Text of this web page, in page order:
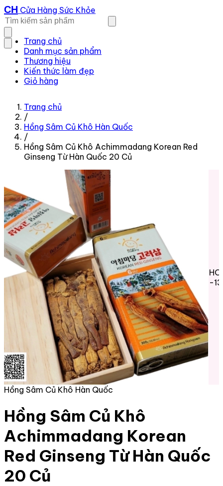
CH Cửa Hàng Sức Khỏe
Trang chủ
Danh mục sản phẩm
Thương hiệu
Kiến thức làm đẹp
Giỏ hàng
Trang chủ
/
Hồng Sâm Củ Khô Hàn Quốc
/
Hồng Sâm Củ Khô Achimmadang Korean Red
Ginseng Từ Hàn Quốc 20 Củ
-
Hồng Sâm Củ Khô Hàn Quốc
Hồng Sâm Củ Khô
Achimmadang Korean
Red Ginseng Từ Hàn Quốc
20 Củ